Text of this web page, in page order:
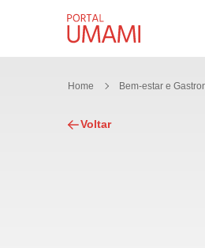
Home Bem-estar e
Voltar